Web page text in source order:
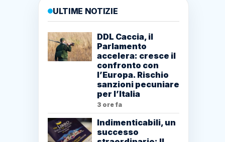
ULTIME NOTIZIE
DDL Caccia, il
Parlamento
accelera: cresce il
confronto con
l’Europa. Rischio
sanzioni pecuniare
per l’Italia
3 ore fa
Indimenticabili, un
successo